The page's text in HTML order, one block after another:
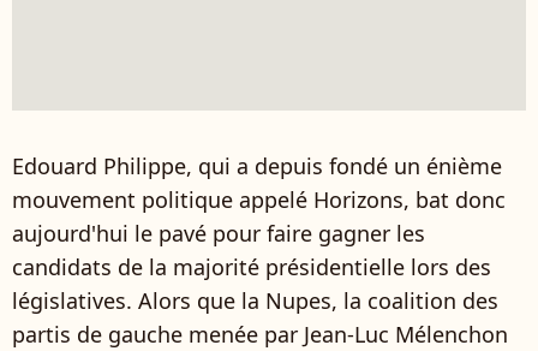
Edouard Philippe, qui a depuis fondé un énième
mouvement politique appelé Horizons, bat donc
aujourd'hui le pavé pour faire gagner les
candidats de la majorité présidentielle lors des
législatives. Alors que la Nupes, la coalition des
partis de gauche menée par Jean-Luc Mélenchon